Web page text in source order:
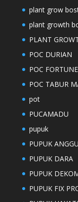
plant grow
plant growth
PLANT
POC DURIAN
POC FORTUNE
POC TABUR
pot
PUCAMADU
pupuk
PUPUK
PUPUK DARA
PUPUK
PUPUK FIX